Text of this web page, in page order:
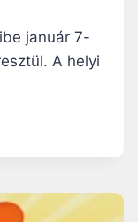
január 7-
A helyi